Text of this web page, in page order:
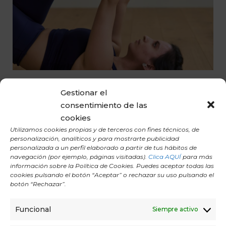
Gestionar el
consentimiento de las
cookies
Utilizamos cookies propias y de terceros con fines técnicos, de
personalización, analíticos y para mostrarte publicidad
personalizada a un perfil elaborado a partir de tus hábitos de
navegación (por ejemplo, páginas visitadas). Clica AQUÍpara más
información sobre la Política de Cookies. Puedes aceptar todas las
cookies pulsando el botón “Aceptar” o rechazar su uso pulsando el
botón “Rechazar”.
Funcional Siempre activo
PILATES TERAPÉUTICO. MOVIMIENTO
CONSCIENTE PARA RECUPERAR EL EQUILIBRIO
Pilates terapéutico, Recupera el equilibrio físico y
emocional a través de un movimiento consciente,
suave y profundamente restaurador.